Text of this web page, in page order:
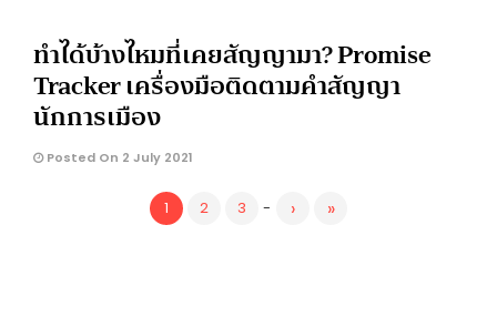
ทำได้บ้างไหมที่เคยสัญญามา? Promise
Tracker เครื่องมือติดตามคำสัญญา
นักการเมือง
Posted On 2 July 2021
1 2 3 - › »